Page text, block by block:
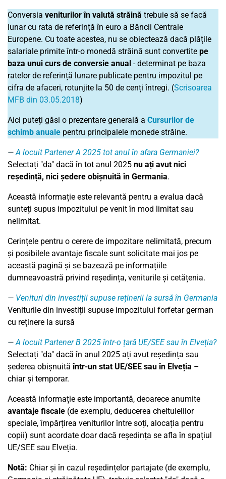
Conversia veniturilor în valută străină trebuie să se facă
lunar cu rata de referință în euro a Băncii Centrale
Europene. Cu toate acestea, nu se obiectează dacă plățile
salariale primite într-o monedă străină sunt convertite pe
baza unui curs de conversie anual - determinat pe baza
ratelor de referință lunare publicate pentru impozitul pe
cifra de afaceri, rotunjite la 50 de cenți întregi. (Scrisoarea
MFB din 03.05.2018)
Aici puteți găsi o prezentare generală a Cursurilor de
schimb anuale pentru principalele monede străine.
A locuit Partener A 2025 tot anul în afara Germaniei?
Selectați "da" dacă în tot anul 2025 nu ați avut nici
reședință, nici ședere obișnuită în Germania.
Această informație este relevantă pentru a evalua dacă
sunteți supus impozitului pe venit în mod limitat sau
nelimitat.
Cerințele pentru o cerere de impozitare nelimitată, precum
și posibilele avantaje fiscale sunt solicitate mai jos pe
această pagină și se bazează pe informațiile
dumneavoastră privind reședința, veniturile și cetățenia.
Venituri din investiții supuse reținerii la sursă în Germania
Veniturile din investiții supuse impozitului forfetar german
cu reținere la sursă
A locuit Partener B 2025 într-o țară UE/SEE sau în Elveția?
Selectați "da" dacă în anul 2025 ați avut reședința sau
șederea obișnuităîntr-un stat UE/SEE sau în Elveția –
chiar și temporar.
Această informație este importantă, deoarece anumite
avantaje fiscale (de exemplu, deducerea cheltuielilor
speciale, împărțirea veniturilor între soți, alocația pentru
copii) sunt acordate doar dacă reședința se afla în spațiul
UE/SEE sau Elveția.
Notă: Chiar și în cazul reședințelor partajate (de exemplu,